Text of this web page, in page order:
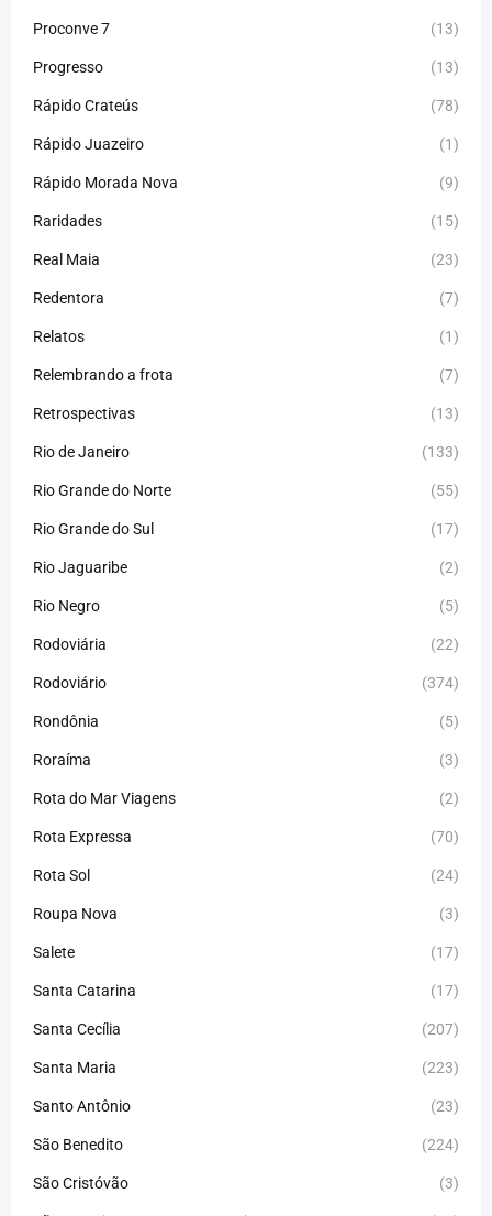
Proconve 7 (13)
Progresso (13)
Rápido Crateús (78)
Rápido Juazeiro (1)
Rápido Morada Nova (9)
Raridades (15)
Real Maia (23)
Redentora (7)
Relatos (1)
Relembrando a frota (7)
Retrospectivas (13)
Rio de Janeiro (133)
Rio Grande do Norte (55)
Rio Grande do Sul (17)
Rio Jaguaribe (2)
Rio Negro (5)
Rodoviária (22)
Rodoviário (374)
Rondônia (5)
Roraíma (3)
Rota do Mar Viagens (2)
Rota Expressa (70)
Rota Sol (24)
Roupa Nova (3)
Salete (17)
Santa Catarina (17)
Santa Cecília (207)
Santa Maria (223)
Santo Antônio (23)
São Benedito (224)
São Cristóvão (3)